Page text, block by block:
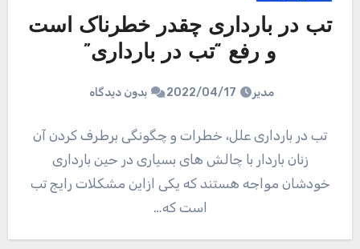
تب در بارداری چقدر خطرناک است
و رفع “تب در بارداری”
مدیر 2022/04/17 بدون دیدگاه
تب در بارداری علل، خطرات و چگونگی برطرف کردن آن
زنان باردار با چالش های بسیاری در حین بارداری
خودشان مواجه هستند که یکی ازاین مشکلات رایج تب
است که…